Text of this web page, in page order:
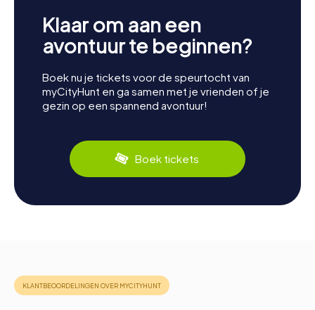
Klaar om aan een
avontuur te beginnen?
Boek nu je tickets voor de speurtocht van
myCityHunt en ga samen met je vrienden of je
gezin op een spannend avontuur!
Boek tickets